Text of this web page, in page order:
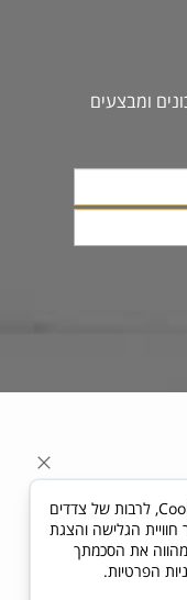
ומבצעים
לידיעתך, באתרנו נעשה שימוש בקבצי Cookies, לרבות של צדדים
הגלישה והצגת
את הסכמתך
הפרטיות.